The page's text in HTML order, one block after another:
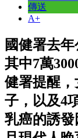
傳送
A+
國健署去
其中7萬
健署提醒，
子，以及4
乳癌的誘發